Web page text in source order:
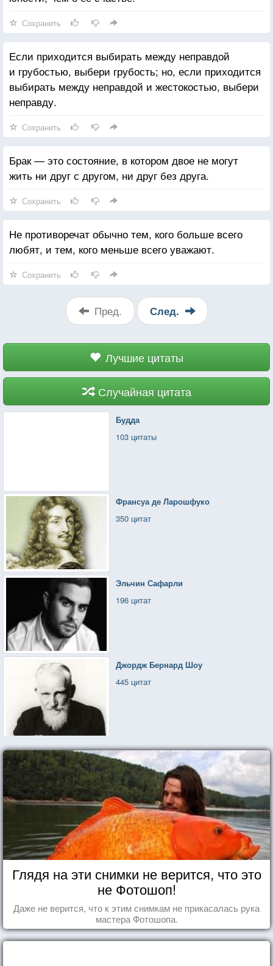
Сохранить
Если приходится выбирать между неправдой
и грубостью, выбери грубость; но, если приходится
выбирать между неправдой и жестокостью, выбери
неправду.
Сохранить
Брак — это состояние, в котором двое не могут
жить ни друг с другом, ни друг без друга.
Сохранить
Не противоречат обычно тем, кого больше всего
любят, и тем, кого меньше всего уважают.
Сохранить
Пред. След.
Лучшие цитаты
Случайная цитата
Будда
103 цитаты
Франсуа де Ларошфуко
350 цитат
Эльчин Сафарли
196 цитат
Джордж Бернард Шоу
445 цитат
Глядя на эти снимки не верится, что это
не Фотошоп!
Даже не верится, что к этим снимкам не прикасалась рука
мастера Фотошопа.